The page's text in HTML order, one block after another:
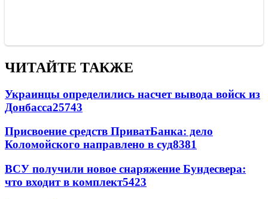
ЧИТАЙТЕ ТАКЖЕ
Украинцы определились насчет вывода войск из
Донбасса25743
Присвоение средств ПриватБанка: дело
Коломойского направлено в суд8381
ВСУ получили новое снаряжение Бундесвера:
что входит в комплект5423